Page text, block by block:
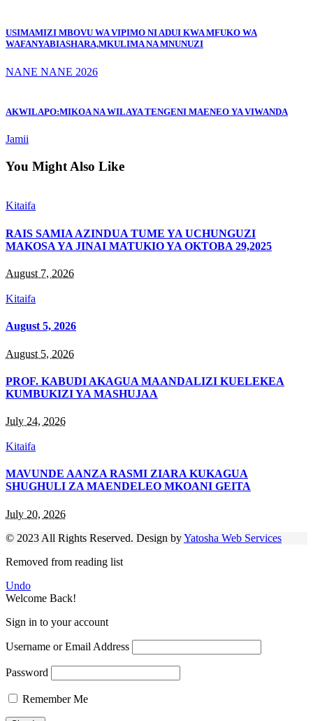
USIMAMIZI MBOVU WA VIPIMO NI ADUI KWA MFUKO WA
WAFANYABIASHARA,MKULIMA NA MNUNUZI
NANE NANE 2026
AKWILAPO:MIKOA NA WILAYA TENGENI MAENEO YA VIWANDA
Jamii
You Might Also Like
Kitaifa
RAIS SAMIA AZINDUA TUME YA UCHUNGUZI
MAKOSA YA JINAI MATUKIO YA OKTOBA 29,2025
August 7, 2026
Kitaifa
August 5, 2026
August 5, 2026
PROF. KABUDI AKAGUA MAANDALIZI KUELEKEA
KUMBUKIZI YA MASHUJAA
July 24, 2026
Kitaifa
MAVUNDE AANZA RASMI ZIARA KUKAGUA
SHUGHULI ZA MAENDELEO MKOANI GEITA
July 20, 2026
© 2023 All Rights Reserved. Design byYatosha Web Services
Removed from reading list
Undo
Welcome Back!
Sign in to your account
Username or Email Address
Password
Remember Me